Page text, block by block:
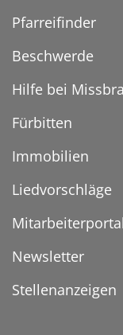
Pfarreifinder
Beschwerde
Hilfe bei
Fürbitten
Immobilien
Liedvorschläge
Mitarbeiterportal
Newsletter
Stellenanzeigen